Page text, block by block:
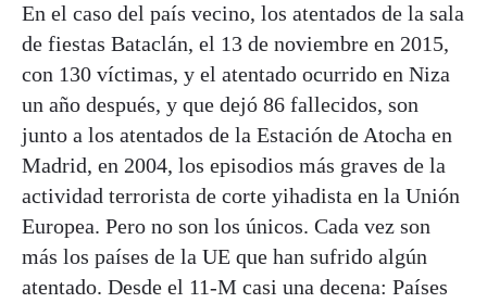
En el caso del país vecino, los atentados de la sala
de fiestas Bataclán, el 13 de noviembre en 2015,
con 130 víctimas, y el atentado ocurrido en Niza
un año después, y que dejó 86 fallecidos, son
junto a los atentados de la Estación de Atocha en
Madrid, en 2004, los episodios más graves de la
actividad terrorista de corte yihadista en la Unión
Europea. Pero no son los únicos. Cada vez son
más los países de la UE que han sufrido algún
atentado. Desde el 11-M casi una decena: Países